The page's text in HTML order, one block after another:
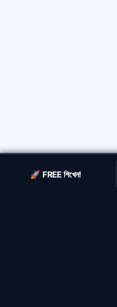
🚀 FREE শিখেন!